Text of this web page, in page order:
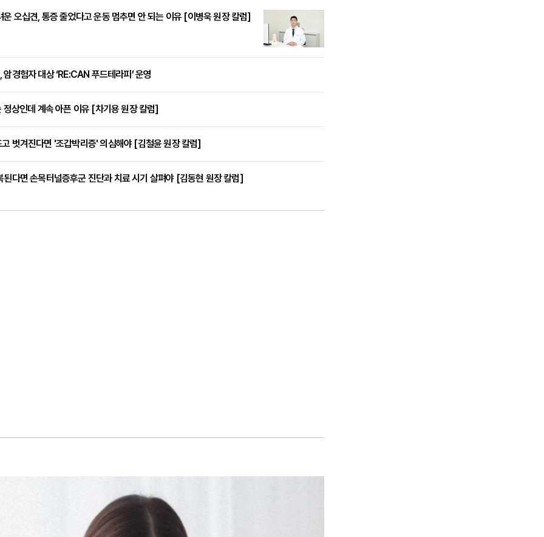
운 오십견, 통증 줄었다고 운동 멈추면 안 되는 이유 [이병욱 원장 칼럼]
암경험자 대상 ‘RE:CAN 푸드테라피’ 운영
정상인데 계속 아픈 이유 [차기용 원장 칼럼]
벗겨진다면 '조갑박리증' 의심해야 [김철윤 원장 칼럼]
된다면 손목터널증후군 진단과 치료 시기 살펴야 [김동현 원장 칼럼]